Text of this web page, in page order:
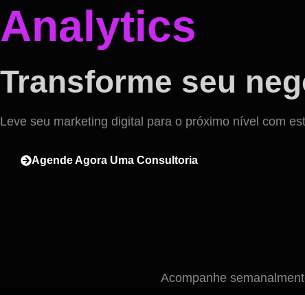
Analytics
Transforme seu
Leve seu marketing digital para o próximo nível com
Agende Agora Uma Consultoria
Acompanhe